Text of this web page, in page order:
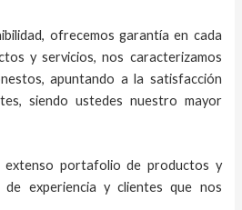
ofrecemos garantía en cada
y servicios, nos caracterizamos
apuntando a la satisfacción
siendo ustedes nuestro mayor
extenso portafolio de productos y
de experiencia y clientes que nos